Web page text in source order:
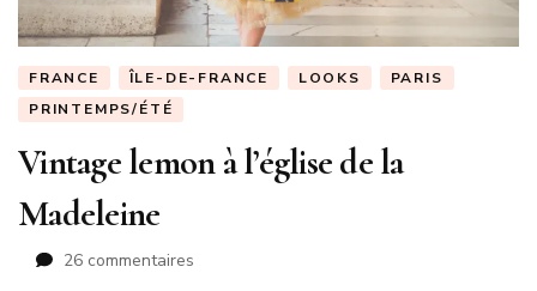
FRANCE ÎLE-DE-FRANCE LOOKS
PARIS
PRINTEMPS/ÉTÉ
Vintage lemon à l’église de la
Madeleine
26 commentaires